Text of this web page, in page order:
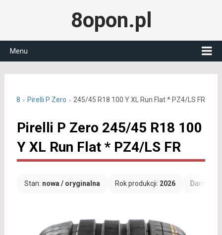
8opon.pl
Menu
R18 Pirelli P Zero 245/45 R18 100 Y XL Run Flat * PZ4/LS FR
Pirelli P Zero 245/45 R18 100
Y XL Run Flat * PZ4/LS FR
Stan: nowa / oryginalna Rok produkcji: 2026